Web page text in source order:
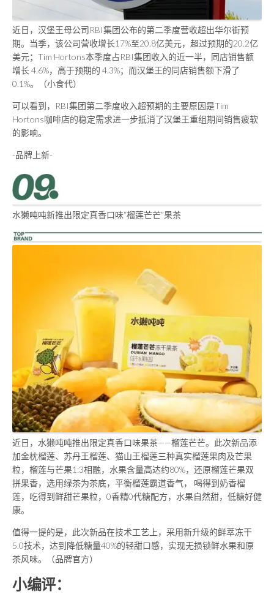
近日，汉堡王母公司RBI集团公布的第二季度营收超出华尔街预
期。当季，该公司营收增长17%至20.8亿美元，超过预期的20.2亿
美元；Tim Hortons本季度占RBI集团收入的近一半，同店销售额
增长 4.6%，高于预期的 4.3%；而汉堡王的同店销售额下滑了
0.1%。（小食代）
可以看到，RBI集团第二季度收入超预期的主要原因是Tim
Hortons咖啡店的稳定需求进一步抵消了汉堡王重组期间销售疲软
的影响。
-品牌上新-
水獭吨吨新推出限定真香口味“榴莲芒芒”果茶
近日，水獭吨吨推出限定真香口味果茶——榴莲芒芒。此次新品添
加金枕榴莲、苏丹王榴莲、猫山王榴莲三种真实榴莲果肉及芒果
粒，榴莲与芒果1:3相融，水果含量高达约80%，还原榴莲芒果双
拼果香，选用绿茶为茶底，平衡榴莲霸道香气， 喝得到奶香榴
莲，吃得到鲜甜芒果粒，0香精0代糖配方，水果自然甜，低糖好健
康。
值得一提的是，此次新品在技术工艺上，采用新升级的鲜萃冻干
5.0技术，达到降低糖量40%的轻甜口感，实现无损锁鲜水果和原
茶风味。（品牌官方）
小编评：